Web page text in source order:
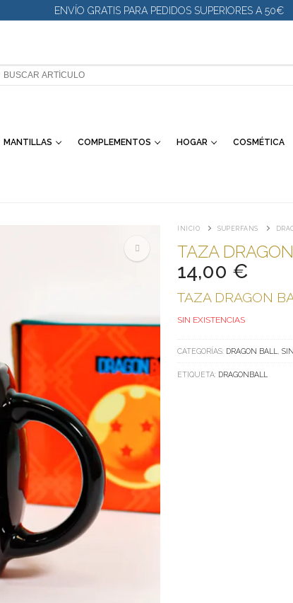
ENVÍO GRATIS PARA PEDIDOS SUPERIORES A 50€
BUSCAR:
MANTILLAS COMPLEMENTOS HOGAR COSMÉTICA
INICIO SUPERFANS
TAZA
14,00 €
TAZA DRAGON
SIN EXISTENCIAS
CATEGORÍAS: DRAGON BALL
ETIQUETA: DRAGONBALL